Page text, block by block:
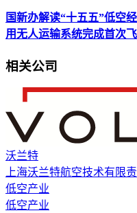
国新办解读“十五五”低空
用无人运输系统完成首次
相关公司
沃兰特
上海沃兰特航空技术有限
低空产业
低空产业